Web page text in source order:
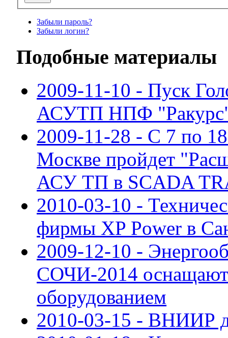
Забыли пароль?
Забыли логин?
Подобные материалы
2009-11-10 - Пуск
АСУТП НПФ
2009-11-28 - С 7 по 18
Москве пройдет
АСУ ТП в SCADA
2010-03-10 -
фирмы XP Power в
2009-12-10 -
СОЧИ-2014
оборудованием
2010-03-15 - ВНИИР